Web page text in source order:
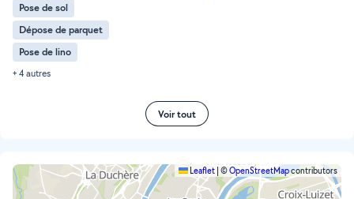
Pose de sol
Dépose de parquet
Pose de lino
+ 4 autres
Voir tout
Leaflet ©OpenStreetMapcontributors